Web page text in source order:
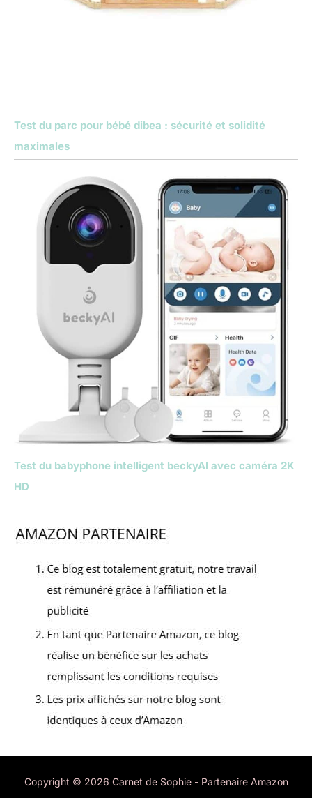
Test du parc pour bébé dibea : sécurité et solidité
maximales
Test du babyphone intelligent beckyAI avec caméra 2K
HD
Copyright © 2026 Carnet de Sophie - Partenaire Amazon